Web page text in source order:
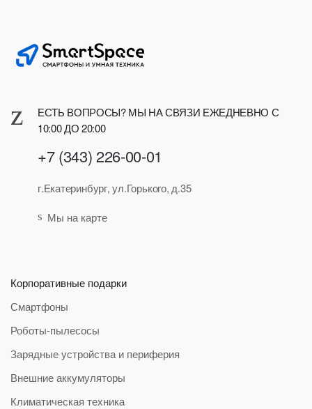
ЕСТЬ ВОПРОСЫ? МЫ НА СВЯЗИ ЕЖЕДНЕВНО С
10:00 ДО 20:00
+7 (343) 226-00-01
г.Екатеринбург, ул.Горького, д.35
Мы на карте
Корпоративные подарки
Смартфоны
Роботы-пылесосы
Зарядные устройства и периферия
Внешние аккумуляторы
Климатическая техника